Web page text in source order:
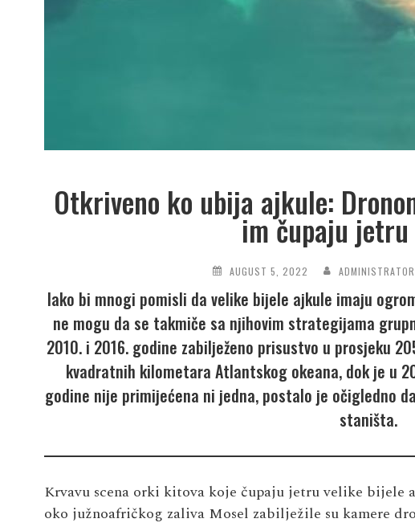
Otkriveno ko ubija ajkule:
im čupaju jetru
AUGUST 5, 2022 ADMINISTRATOR
Iako bi mnogi pomisli da velike bijele ajkule imaju
ne mogu da se takmiče sa njihovim strategijama
2010. i 2016. godine zabilježeno prisustvo u prosjeku
kvadratnih kilometara Atlantskog okeana, dok je u
godine nije primijećena ni jedna, postalo je očigledno
staništa.
Krvavu scena orki kitova koje čupaju jetru velike bijele
oko južnoafričkog zaliva Mosel zabilježile su kamere